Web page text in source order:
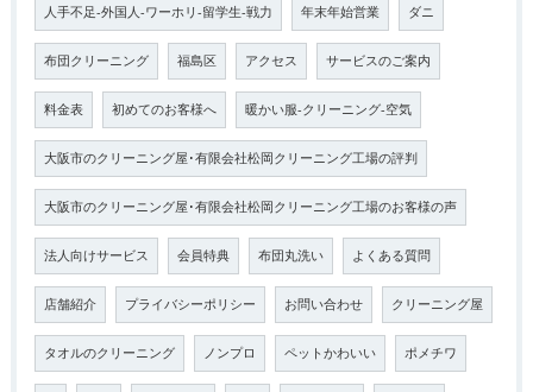
人手不足-外国人-ワーホリ-留学生-戦力 年末年始営業 ダニ
布団クリーニング 福島区 アクセス サービスのご案内
料金表 初めてのお客様へ 暖かい服-クリーニング-空気
大阪市のクリーニング屋･有限会社松岡クリーニング工場の評判
大阪市のクリーニング屋･有限会社松岡クリーニング工場のお客様の声
法人向けサービス 会員特典 布団丸洗い よくある質問
店舗紹介 プライバシーポリシー お問い合わせ クリーニング屋
タオルのクリーニング ノンプロ ペットかわいい ポメチワ